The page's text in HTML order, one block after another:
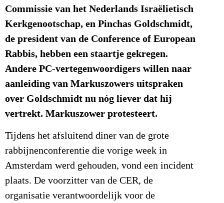
Commissie van het Nederlands Israëlietisch
Kerkgenootschap, en Pinchas Goldschmidt,
de president van de Conference of European
Rabbis, hebben een staartje gekregen.
Andere PC-vertegenwoordigers willen naar
aanleiding van Markuszowers uitspraken
over Goldschmidt nu nóg liever dat hij
vertrekt. Markuszower protesteert.
Tijdens het afsluitend diner van de grote
rabbijnenconferentie die vorige week in
Amsterdam werd gehouden, vond een incident
plaats. De voorzitter van de CER, de
organisatie verantwoordelijk voor de